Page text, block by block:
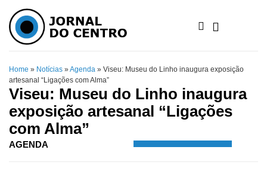
Home » Notícias »Agenda » Viseu: Museu do Linho inaugura exposição
artesanal “Ligações com Alma”
Viseu: Museu do Linho inaugura
exposição artesanal “Ligações
com Alma”
AGENDA